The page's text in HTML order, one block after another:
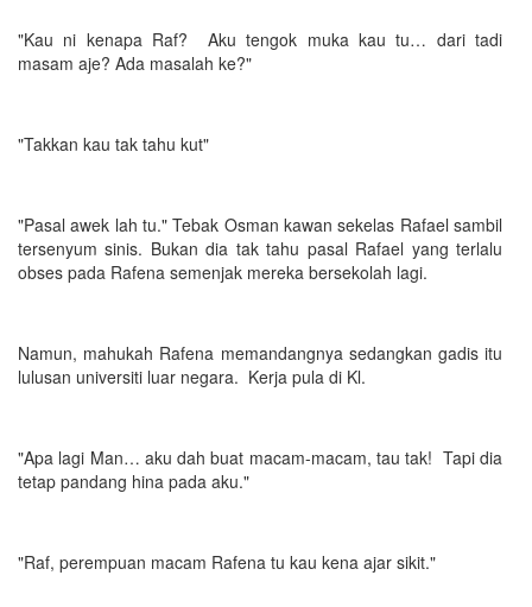
"Kau ni kenapa Raf? Aku tengok muka kau tu… dari tadi
masam aje? Ada masalah ke?"
"Takkan kau tak tahu kut"
"Pasal awek lah tu." Tebak Osman kawan sekelas Rafael sambil
tersenyum sinis. Bukan dia tak tahu pasal Rafael yang terlalu
obses pada Rafena semenjak mereka bersekolah lagi.
Namun, mahukah Rafena memandangnya sedangkan gadis itu
lulusan universiti luar negara. Kerja pula di Kl.
"Apa lagi Man… aku dah buat macam-macam, tau tak! Tapi dia
tetap pandang hina pada aku."
"Raf, perempuan macam Rafena tu kau kena ajar sikit."